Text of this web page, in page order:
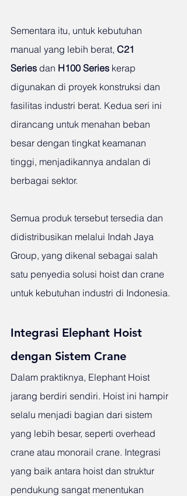
Sementara itu, untuk kebutuhan
manual yang lebih berat, C21
Series dan H100 Series kerap
digunakan di proyek konstruksi dan
fasilitas industri berat. Kedua seri ini
dirancang untuk menahan beban
besar dengan tingkat keamanan
tinggi, menjadikannya andalan di
berbagai sektor.
Semua produk tersebut tersedia dan
didistribusikan melalui Indah Jaya
Group, yang dikenal sebagai salah
satu penyedia solusi hoist dan crane
untuk kebutuhan industri di Indonesia.
Integrasi Elephant Hoist
dengan Sistem Crane
Dalam praktiknya, Elephant Hoist
jarang berdiri sendiri. Hoist ini hampir
selalu menjadi bagian dari sistem
yang lebih besar, seperti overhead
crane atau monorail crane. Integrasi
yang baik antara hoist dan struktur
pendukung sangat menentukan